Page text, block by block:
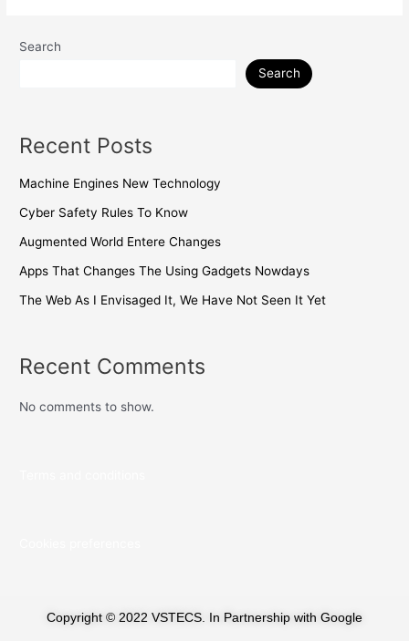
Search
Search
Recent Posts
Machine Engines New Technology
Cyber Safety Rules To Know
Augmented World Entere Changes
Apps That Changes The Using Gadgets Nowdays
The Web As I Envisaged It, We Have Not Seen It Yet
Recent Comments
No comments to show.
Copyright © 2022 VSTECS. In Partnership with Google